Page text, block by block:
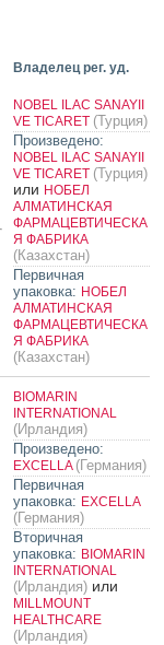
Владелец рег. уд.
NOBEL ILAC SANAYII
VE TICARET (Турция)
Произведено:
NOBEL ILAC SANAYII
VE TICARET (Турция)
или НОБЕЛ
АЛМАТИНСКАЯ
ФАРМАЦЕВТИЧЕСКА
Я ФАБРИКА
(Казахстан)
Первичная
упаковка: НОБЕЛ
АЛМАТИНСКАЯ
ФАРМАЦЕВТИЧЕСКА
Я ФАБРИКА
(Казахстан)
BIOMARIN
INTERNATIONAL
(Ирландия)
Произведено:
EXCELLA (Германия)
Первичная
упаковка: EXCELLA
(Германия)
Вторичная
упаковка: BIOMARIN
INTERNATIONAL
(Ирландия) или
MILLMOUNT
HEALTHCARE
(Ирландия)